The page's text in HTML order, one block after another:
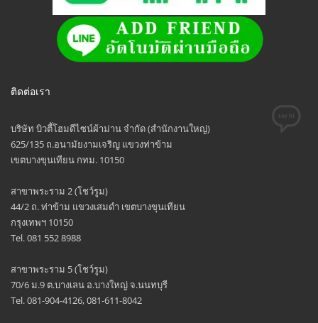
ติดต่อเรา
บริษัท บิวตี้โฮมดีไซน์ผ้าม่าน จำกัด (สำนักงานใหญ่)
625/135 ถ.อนามัยงามเจริญ แขวงท่าข้าม
เขตบางขุนเทียน กทม. 10150
สาขาพระราม 2 (โชว์รูม)
44/2 ถ. ท่าข้าม แขวงเสมดำ เขตบางขุนเทียน
กรุงเทพฯ 10150
Tel. 081 552 8988
สาขาพระราม 5 (โชว์รูม)
70/6 ม.9 ต.บางเลน อ.บางใหญ่ จ.นนทบุรี
Tel. 081-904-4126, 081-611-8042